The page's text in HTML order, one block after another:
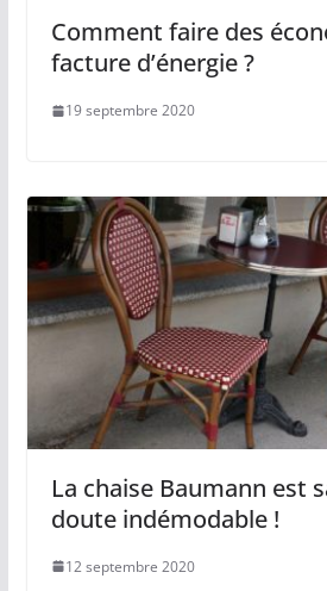
Comment faire des
facture d’énergie ?
19 septembre 2020
La chaise Baumann est
doute indémodable !
12 septembre 2020